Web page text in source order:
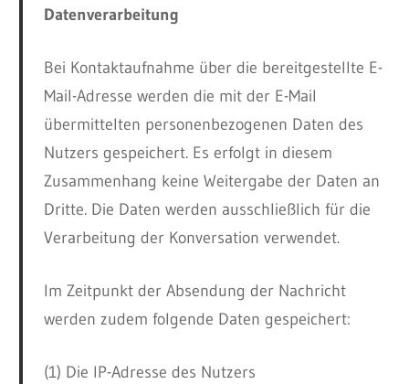
Datenverarbeitung
Bei Kontaktaufnahme über die bereitgestellte E-
Mail-Adresse werden die mit der E-Mail
übermittelten personenbezogenen Daten des
Nutzers gespeichert. Es erfolgt in diesem
Zusammenhang keine Weitergabe der Daten an
Dritte. Die Daten werden ausschließlich für die
Verarbeitung der Konversation verwendet.
Im Zeitpunkt der Absendung der Nachricht
werden zudem folgende Daten gespeichert:
(1) Die IP-Adresse des Nutzers